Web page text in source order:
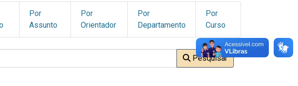
Por
Assunto
Por
Orientador
Por
Departamento
Por
Curso
Pesquisar